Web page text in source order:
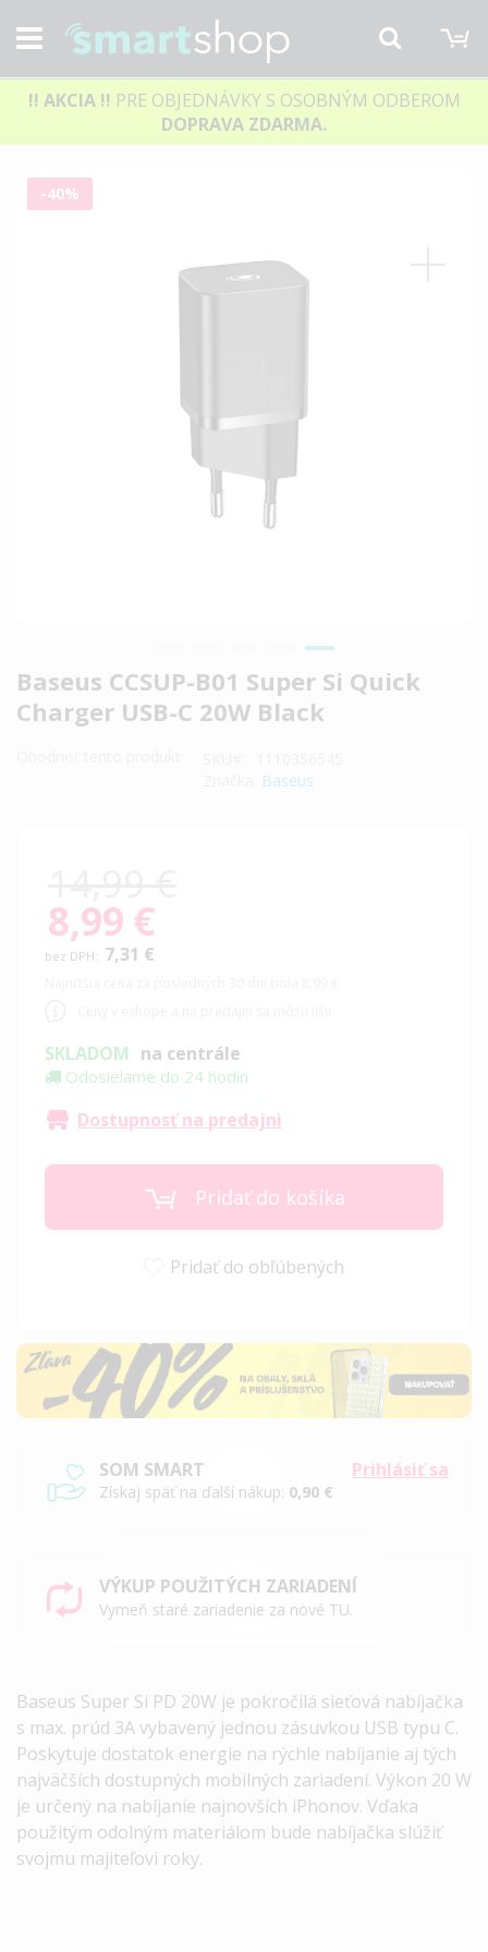
Hľadať
!! AKCIA !! PRE OBJEDNÁVKY S OSOBNÝM ODBEROM
DOPRAVA ZDARMA.
Baseus CCSUP-B01 Super Si Quick
Charger USB-C 20W Black
Baseus
Special
Price
8,99 €
7,31 €
SKLADOM na centrále
Odosielame do 24 hodín
Dostupnosť na predajni
Pridať do košíka
Pridať do obľúbených
Prihlásiť sa
SOM SMART
Získaj späť na ďalší nákup: 0,90 €
VÝKUP POUŽITÝCH ZARIADENÍ
Vymeň staré zariadenie za nové TU.
Baseus Super Si PD 20W je pokročilá sieťová nabíjačka
s max. prúd 3A vybavený jednou zásuvkou USB typu C.
Poskytuje dostatok energie na rýchle nabíjanie aj tých
najväčších dostupných mobilných zariadení. Výkon 20 W
je určený na nabíjanie najnovších iPhonov. Vďaka
použitým odolným materiálom bude nabíjačka slúžiť
svojmu majiteľovi roky.
Preskočiť
-40%
Preskočiť
na
začiatok